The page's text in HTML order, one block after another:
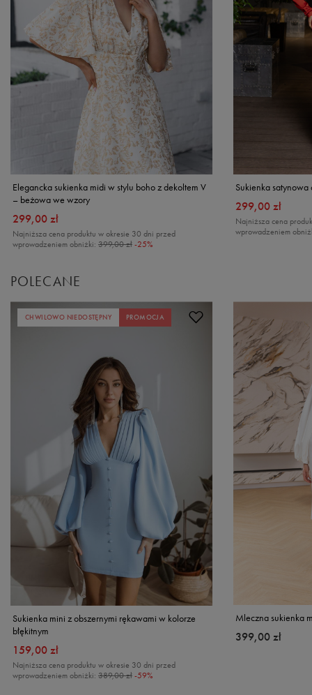
Elegancka sukienka midi w stylu boho z dekoltem V
– beżowa we wzory
299,00 zł
Najniższa cena produktu w okresie 30 dni przed
wprowadzeniem obniżki: 399,00 zł -25%
Sukienka satynowa
299,00 zł
Najniższa cena
wprowadzeniem
POLECANE
CHWILOWO NIEDOSTĘPNY PROMOCJA
Sukienka mini z obszernymi rękawami w kolorze
błękitnym
159,00 zł
Najniższa cena produktu w okresie 30 dni przed
wprowadzeniem obniżki: 389,00 zł -59%
Mleczna sukienka
399,00 zł